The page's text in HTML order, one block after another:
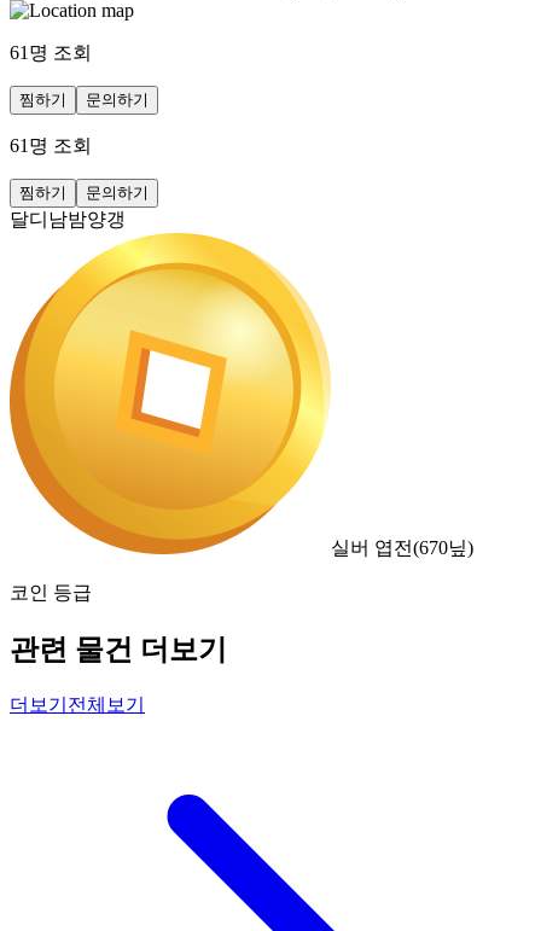
61 명 조회
찜하기 문의하기
61 명 조회
찜하기 문의하기
달디남밤양갱
실버 엽전(670닢)
코인 등급
관련 물건 더보기
더보기 전체보기